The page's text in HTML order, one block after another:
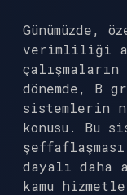
Günümüzde,
verimliliği
dönemde, B
sistemlerin
konusu. Bu
dayalı daha
kamu